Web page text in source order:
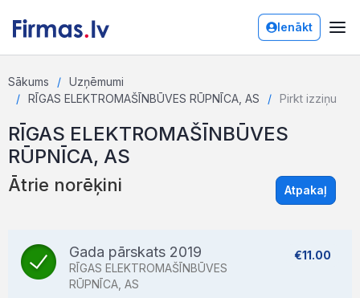
Ienākt
Sākums
Uzņēmumi
RĪGAS ELEKTROMAŠĪNBŪVES RŪPNĪCA, AS
Pirkt izziņu
RĪGAS ELEKTROMAŠĪNBŪVES
RŪPNĪCA, AS
Ātrie norēķini Atpakaļ
Gada pārskats 2019
RĪGAS ELEKTROMAŠĪNBŪVES
RŪPNĪCA, AS
€11.00